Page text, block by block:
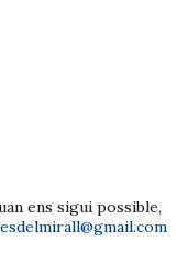
ens sigui possible,